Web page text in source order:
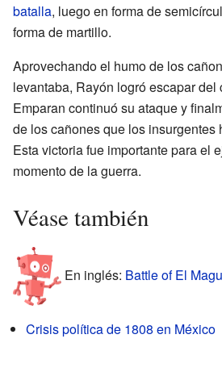
batalla, luego en forma de
forma de martillo.
Aprovechando el humo de los
levantaba, Rayón logró escapar del
Emparan continuó su ataque y
de los cañones que los insurgentes
Esta victoria fue importante para el
momento de la guerra.
Véase también
En inglés: Battle of El
Crisis política de 1808 en México